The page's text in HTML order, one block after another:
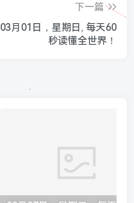
下一篇
03月01日，星期日, 每天60
秒读懂全世界！